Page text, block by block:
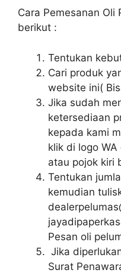
Cara Pemesanan Oli
berikut :
Tentukan
Cari produk
website ini(
Jika sudah
ketersediaan
kepada kami
klik di logo
atau pojok kiri
Tentukan
kemudian
Pesan oli
Jika
Surat